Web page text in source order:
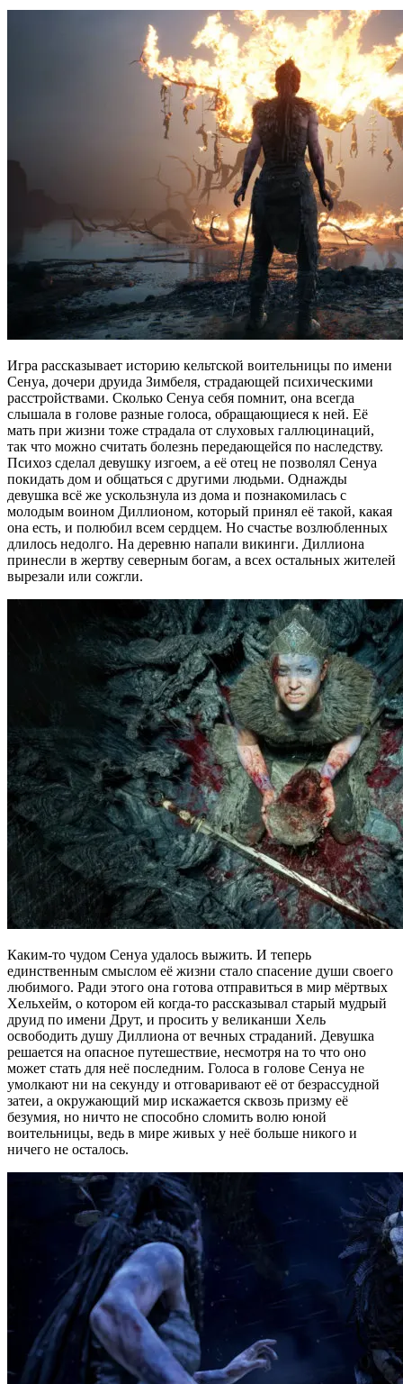
Игра рассказывает историю кельтской воительницы по имени
Сенуа, дочери друида Зимбеля, страдающей психическими
расстройствами. Сколько Сенуа себя помнит, она всегда
слышала в голове разные голоса, обращающиеся к ней. Её
мать при жизни тоже страдала от слуховых галлюцинаций,
так что можно считать болезнь передающейся по наследству.
Психоз сделал девушку изгоем, а её отец не позволял Сенуа
покидать дом и общаться с другими людьми. Однажды
девушка всё же ускользнула из дома и познакомилась с
молодым воином Диллионом, который принял её такой, какая
она есть, и полюбил всем сердцем. Но счастье возлюбленных
длилось недолго. На деревню напали викинги. Диллиона
принесли в жертву северным богам, а всех остальных жителей
вырезали или сожгли.
Каким-то чудом Сенуа удалось выжить. И теперь
единственным смыслом её жизни стало спасение души своего
любимого. Ради этого она готова отправиться в мир мёртвых
Хельхейм, о котором ей когда-то рассказывал старый мудрый
друид по имени Друт, и просить у великанши Хель
освободить душу Диллиона от вечных страданий. Девушка
решается на опасное путешествие, несмотря на то что оно
может стать для неё последним. Голоса в голове Сенуа не
умолкают ни на секунду и отговаривают её от безрассудной
затеи, а окружающий мир искажается сквозь призму её
безумия, но ничто не способно сломить волю юной
воительницы, ведь в мире живых у неё больше никого и
ничего не осталось.